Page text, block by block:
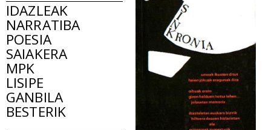
IDAZLEAK
NARRATIBA
POESIA
SAIAKERA
MPK
LISIPE
GANBILA
BESTERIK